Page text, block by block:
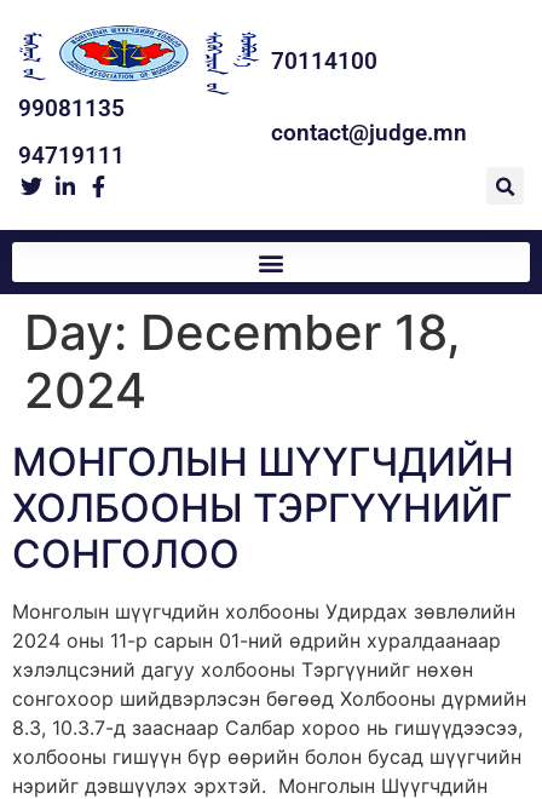
70114100
99081135
94719111
contact@judge.mn
Day: December 18,
2024
МОНГОЛЫН ШҮҮГЧДИЙН
ХОЛБООНЫ ТЭРГҮҮНИЙГ
СОНГОЛОО
Монголын шүүгчдийн холбооны Удирдах зөвлөлийн
2024 оны 11-р сарын 01-ний өдрийн хуралдаанаар
хэлэлцсэний дагуу холбооны Тэргүүнийг нөхөн
сонгохоор шийдвэрлэсэн бөгөөд Холбооны дүрмийн
8.3, 10.3.7-д зааснаар Салбар хороо нь гишүүдээсээ,
холбооны гишүүн бүр өөрийн болон бусад шүүгчийн
нэрийг дэвшүүлэх эрхтэй. Монголын Шүүгчдийн